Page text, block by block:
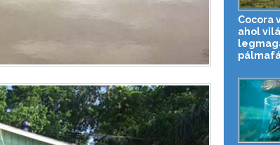
Cocora
ahol